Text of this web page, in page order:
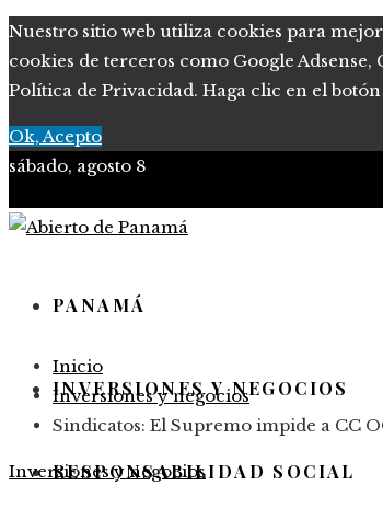
Nuestro sitio web utiliza cookies para
cookies de terceros como Google
Política de Privacidad. Haga clic en el
Ok, Acepto
sábado, agosto 8
PANAMÁ
INVERSIONES Y NEGOCIOS
RESPONSABILIDAD SOCIAL
Inicio
Inversiones y negocios
Sindicatos: El Supremo impide a CC
Inversiones y negocios